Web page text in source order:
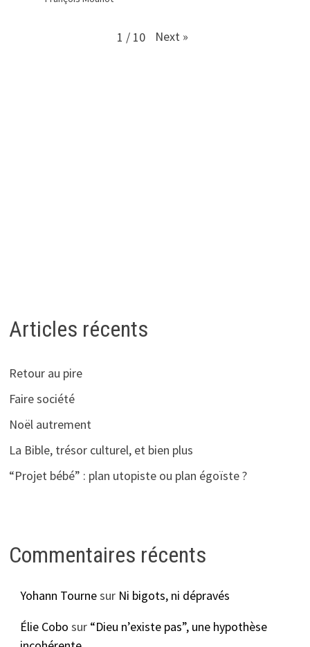
1 / 10 Next »
Articles récents
Retour au pire
Faire société
Noël autrement
La Bible, trésor culturel, et bien plus
“Projet bébé” : plan utopiste ou plan égoïste ?
Commentaires récents
Yohann Tournesur Ni bigots, ni dépravés
Élie Cobo sur “Dieu n’existe pas”, une hypothèse